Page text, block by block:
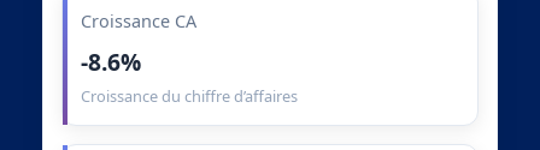
Croissance CA
-8.6%
Croissance du chiffre d’affaires